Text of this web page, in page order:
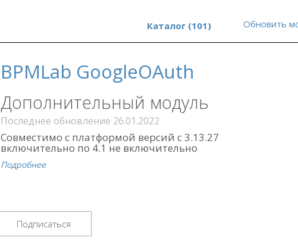
Каталог (101) Обновить
BPMLab GoogleOAuth
Дополнительный модуль
Последнее обновление 26.01.2022
Совместимо с платформой версий с 3.13.27
включительно по 4.1 не включительно
Подробнее
Подписаться